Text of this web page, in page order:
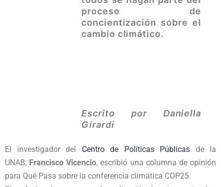
proceso de
concientización sobre el
cambio climático.
Escrito por Daniella
Girardi
El investigador del Centro de Políticas Públicas de la
UNAB, Francisco Vicencio, escribió una columna de opinión
para Qué Pasa sobre la conferencia climática COP25.